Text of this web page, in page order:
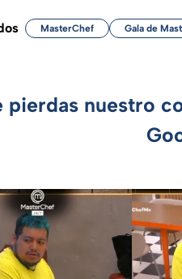
MasterChef Gala de
pierdas nuestro